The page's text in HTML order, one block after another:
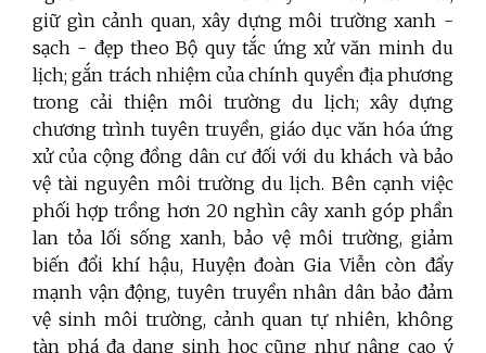
giữ gìn cảnh quan, xây dựng môi trường xanh -
sạch - đẹp theo Bộ quy tắc ứng xử văn minh du
lịch; gắn trách nhiệm của chính quyền địa phương
trong cải thiện môi trường du lịch; xây dựng
chương trình tuyên truyền, giáo dục văn hóa ứng
xử của cộng đồng dân cư đối với du khách và bảo
vệ tài nguyên môi trường du lịch. Bên cạnh việc
phối hợp trồng hơn 20 nghìn cây xanh góp phần
lan tỏa lối sống xanh, bảo vệ môi trường, giảm
biến đổi khí hậu, Huyện đoàn Gia Viễn còn đẩy
mạnh vận động, tuyên truyền nhân dân bảo đảm
vệ sinh môi trường, cảnh quan tự nhiên, không
tàn phá đa dạng sinh học cũng như nâng cao ý